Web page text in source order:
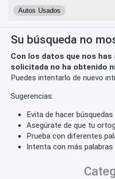
Autos Usados
Su búsqueda no
Con los datos que nos
solicitada no ha obtenido
Puedes intentarlo de nuevo
Sugerencias:
Evita de hacer
Asegúrate de que tu
Prueba con diferentes
Intenta con más palabras